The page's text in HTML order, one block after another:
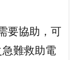
要協助，可
難救助電